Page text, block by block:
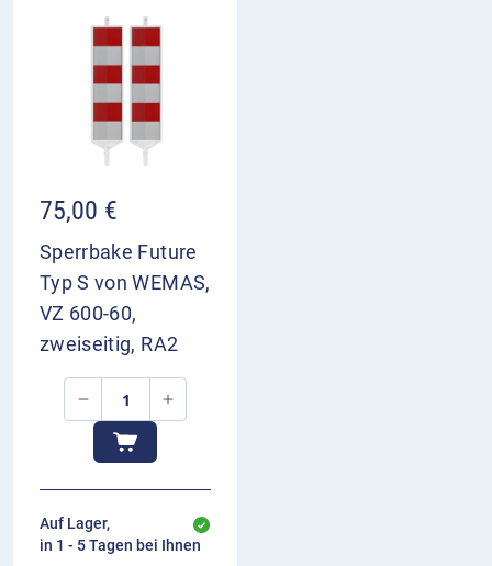
75,00 €
Sperrbake Future
Typ S von WEMAS,
VZ 600-60,
zweiseitig, RA2
Auf Lager,
in 1 - 5 Tagen bei Ihnen